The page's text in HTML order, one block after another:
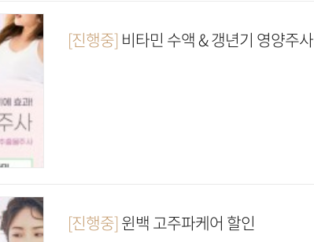
[진행중]비타민 수액 & 갱년기 영양주사
[진행중]윈백 고주파케어 할인